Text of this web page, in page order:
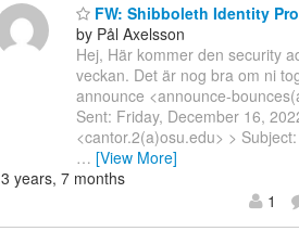
FW: Shibboleth Identity
by Pål Axelsson
Hej, Här kommer den security
veckan. Det är nog bra om ni
announce <announce-
Sent: Friday, December 16,
<cantor.2(a)osu.edu> >
… [View More]
3 years, 7 months
1